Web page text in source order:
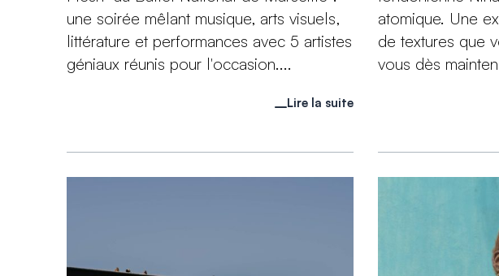
une soirée mêlant musique, arts visuels,
littérature et performances avec 5 artistes
géniaux réunis pour l'occasion....
Lire la suite
atomique. Une
de textures que
vous dès